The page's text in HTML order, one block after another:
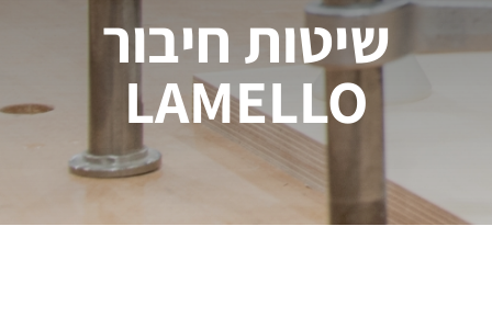
שיטות חיבור
LAMELLO